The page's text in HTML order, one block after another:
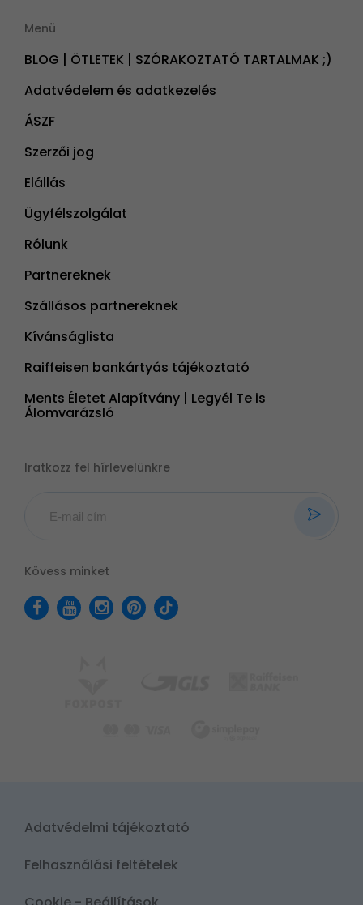
Menü
BLOG | ÖTLETEK | SZÓRAKOZTATÓ TARTALMAK ;)
Adatvédelem és adatkezelés
ÁSZF
Szerzői jog
Elállás
Ügyfélszolgálat
Rólunk
Partnereknek
Szállásos partnereknek
Kívánságlista
Raiffeisen bankártyás tájékoztató
Ments Életet Alapítvány | Legyél Te is
Álomvarázsló
Iratkozz fel hírlevelünkre
Kövess minket
Adatvédelmi tájékoztató
Felhasználási feltételek